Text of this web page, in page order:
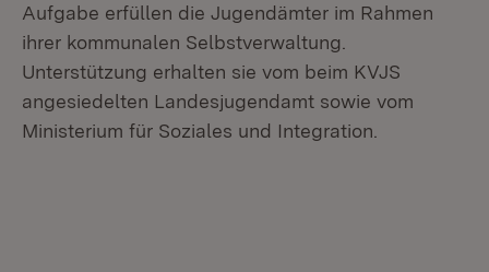
Aufgabe erfüllen die Jugendämter im Rahmen
ihrer kommunalen Selbstverwaltung.
Unterstützung erhalten sie vom beim KVJS
angesiedelten Landesjugendamt sowie vom
Ministerium für Soziales und Integration.